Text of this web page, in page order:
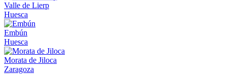
Valle de Lierp
Huesca
Embún
Huesca
Morata de Jiloca
Zaragoza